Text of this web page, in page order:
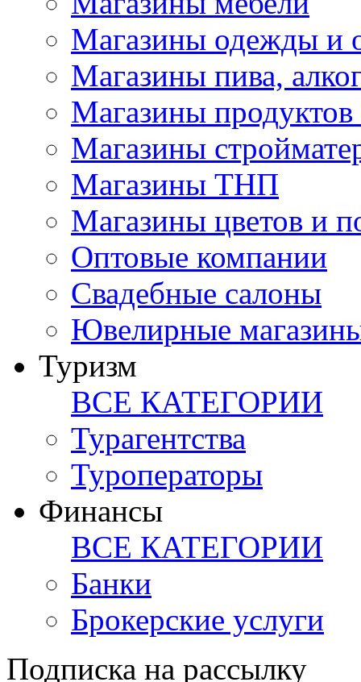
Магазины одежды и
Магазины пива,
Магазины продуктов
Магазины
Магазины ТНП
Магазины цветов и
Оптовые компании
Свадебные салоны
Ювелирные
Туризм
ВСЕ КАТЕГОРИИ
Турагентства
Туроператоры
Финансы
ВСЕ КАТЕГОРИИ
Банки
Брокерские услуги
Подписка на рассылку